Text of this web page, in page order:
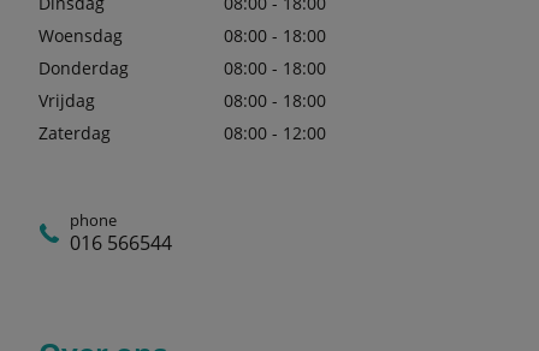
Woensdag
08:00 - 18:00
Donderdag
08:00 - 18:00
Vrijdag
08:00 - 18:00
Zaterdag
08:00 - 12:00
phone
016 566544